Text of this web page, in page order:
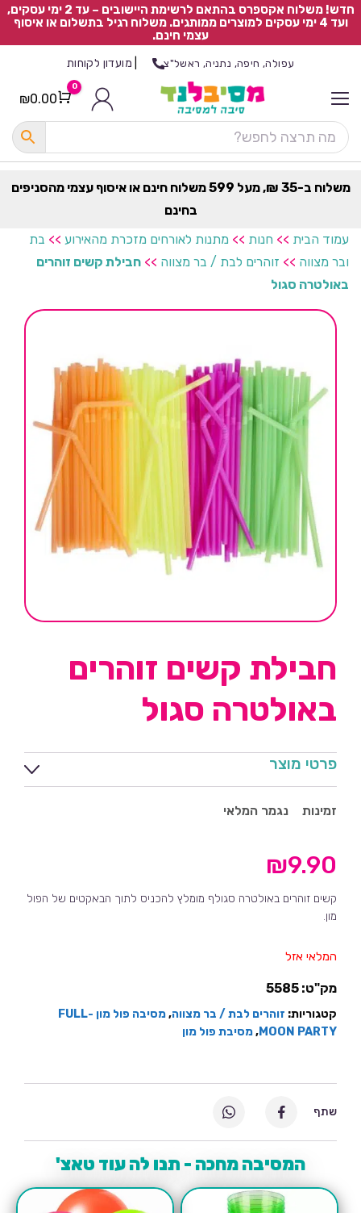
חדש! משלוח אקספרס בהתאם לרשימת היישובים – עד 2 ימי עסקים,
ועד 4 ימי עסקים למוצרים ממותגים. משלוח רגיל בתשלום או איסוף
עצמי חינם.
עפולה, חיפה, נתניה, ראשל"צ מועדון לקוחות
Cart
0
₪0.00
משלוח ב-35 ₪, מעל 599 משלוח חינם או איסוף עצמי מהסניפים
בחינם
עמוד הבית >> חנות >> מתנות לאורחים מזכרת מהאירוע >> בת
ובר מצווה >> זוהרים לבת / בר מצווה >> חבילת קשים זוהרים
באולטרה סגול
חבילת קשים זוהרים
באולטרה סגול
פרטי מוצר
זמינות נגמר המלאי
₪9.90
קשים זוהרים באולטרה סגולף מומלץ להכניס לתוך הבאקטים של הפול
מון.
המלאי אזל
מק"ט: 5585
קטגוריות: זוהרים לבת / בר מצווה,
מסיבה פול מון -FULL
MOON PARTY
,מסיבת פול מון
המסיבה מחכה - תנו לה עוד טאצ'
שתף